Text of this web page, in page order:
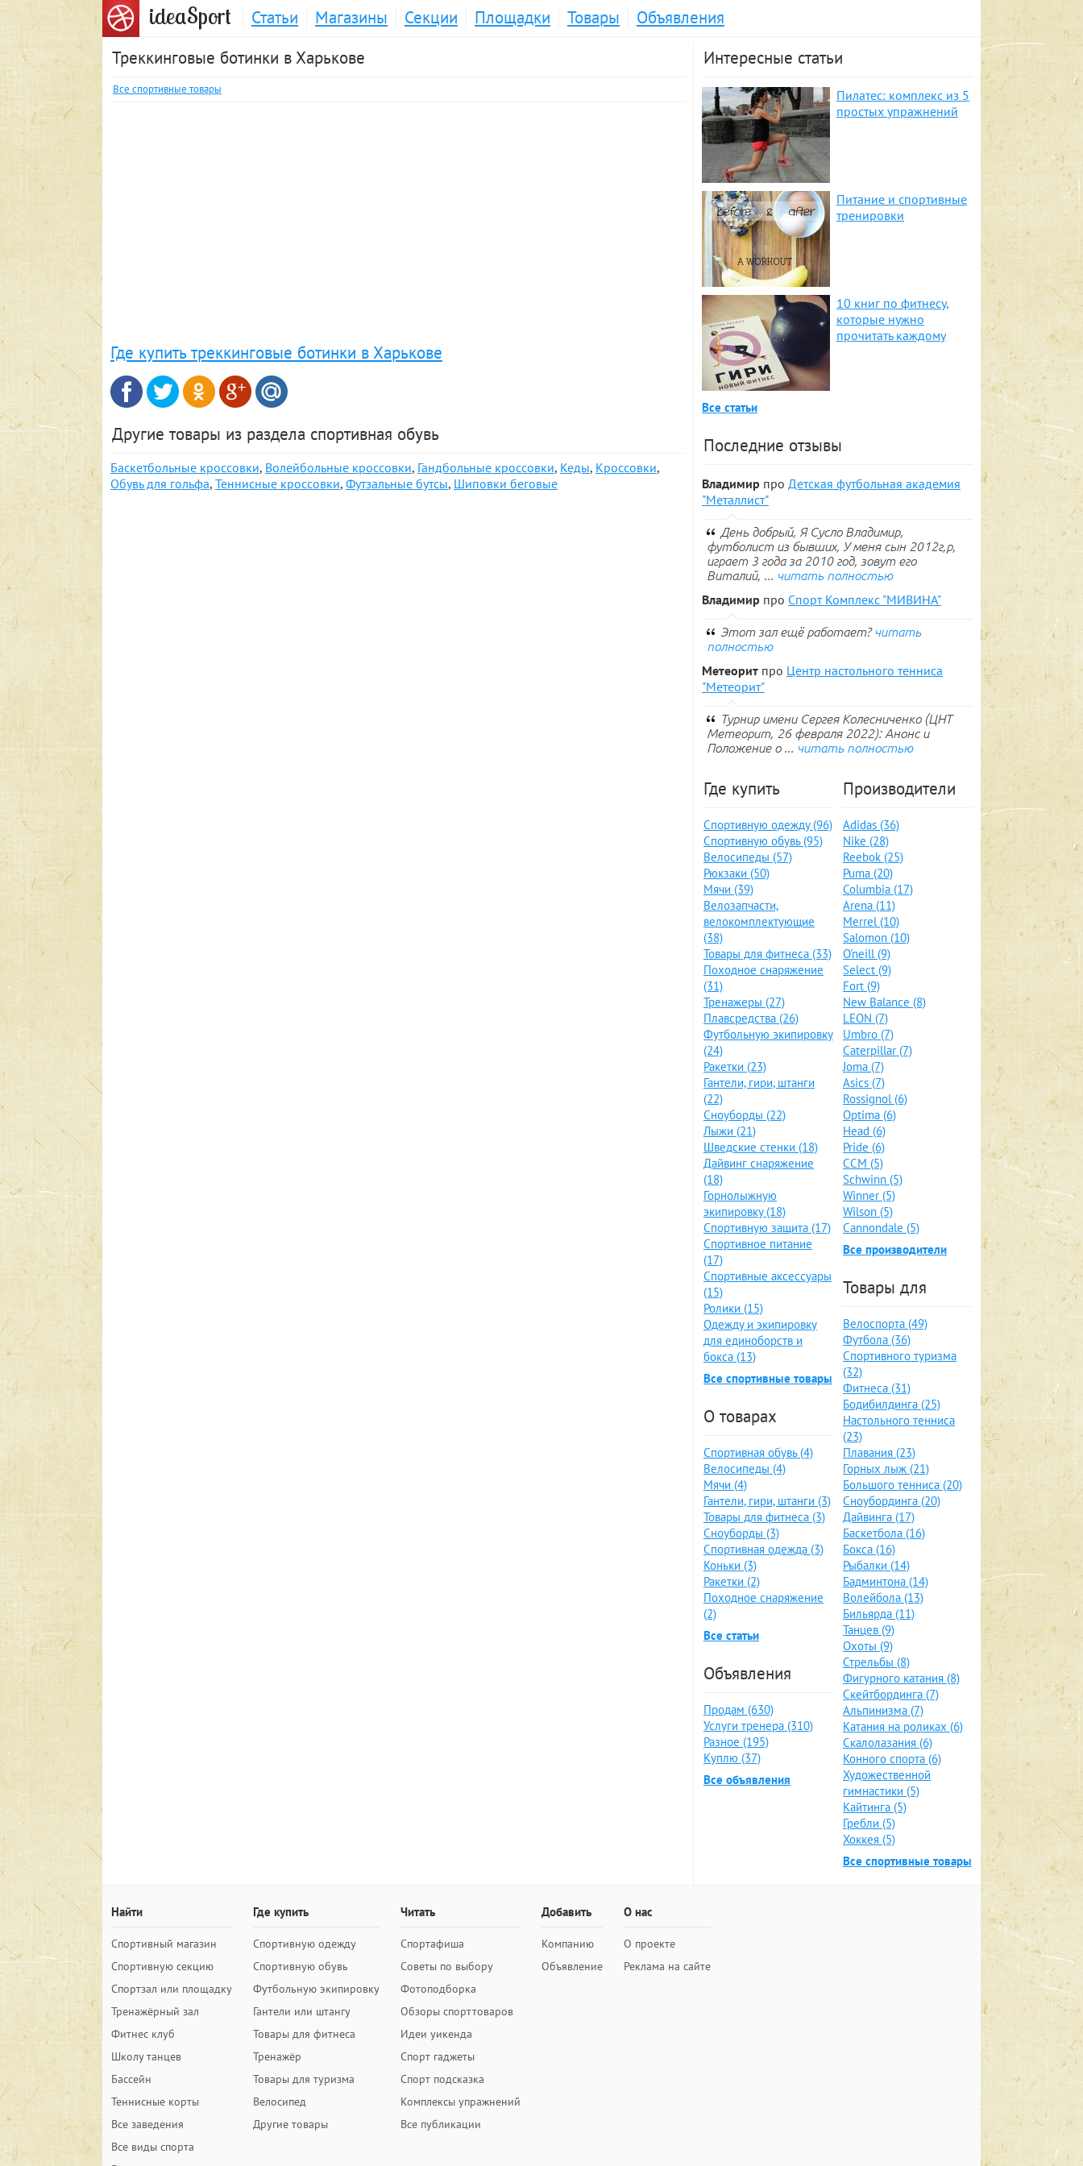
ideaSport Статьи Магазины Секции Площадки Товары
Объявления
Треккинговые ботинки в Харькове
Все спортивные товары
Где купить треккинговые ботинки в Харькове
Другие товары из раздела спортивная обувь
Баскетбольные кроссовки, Волейбольные кроссовки, Гандбольные кроссовки, Кеды, Кроссовки,
Обувь для гольфа, Теннисные кроссовки, Футзальные бутсы, Шиповки беговые
Интересные статьи
Пилатес: комплекс из 5
простых упражнений
Питание и спортивные
тренировки
10 книг по фитнесу,
которые нужно
прочитать каждому
Все статьи
Последние отзывы
Владимир про Детская футбольная академия
"Металлист"
День добрый, Я Сусло Владимир,
футболист из бывших, У меня сын 2012г,р,
играет 3 года за 2010 год, зовут его
Виталий, ... читать полностью
Владимир про Спорт Комплекс "МИВИНА"
Этот зал ещё работает? читать
полностью
Метеорит про Центр настольного тенниса
"Метеорит"
Турнир имени Сергея Колесниченко (ЦНТ
Метеорит, 26 февраля 2022): Анонс и
Положение о ... читать полностью
Где купить
Спортивную одежду (96)
Спортивную обувь (95)
Велосипеды (57)
Рюкзаки (50)
Мячи (39)
Велозапчасти,
велокомплектующие
(38)
Товары для фитнеса (33)
Походное снаряжение
(31)
Тренажеры (27)
Плавсредства (26)
Футбольную экипировку
(24)
Ракетки (23)
Гантели, гири, штанги
(22)
Сноуборды (22)
Лыжи (21)
Шведские стенки (18)
Дайвинг снаряжение
(18)
Горнолыжную
экипировку (18)
Спортивную защита (17)
Спортивное питание
(17)
Спортивные аксессуары
(15)
Ролики (15)
Одежду и экипировку
для единоборств и
бокса (13)
Все спортивные товары
О товарах
Спортивная обувь (4)
Велосипеды (4)
Мячи (4)
Гантели, гири, штанги (3)
Товары для фитнеса (3)
Сноуборды (3)
Спортивная одежда (3)
Коньки (3)
Ракетки (2)
Походное снаряжение
(2)
Все статьи
Объявления
Продам (630)
Услуги тренера (310)
Разное (195)
Куплю (37)
Все объявления
Производители
Adidas (36)
Nike (28)
Reebok (25)
Puma (20)
Columbia (17)
Arena (11)
Merrel (10)
Salomon (10)
O'neill (9)
Select (9)
Fort (9)
New Balance (8)
LEON (7)
Umbro (7)
Caterpillar (7)
Joma (7)
Asics (7)
Rossignol (6)
Optima (6)
Head (6)
Pride (6)
CCM (5)
Schwinn (5)
Winner (5)
Wilson (5)
Cannondale (5)
Все производители
Товары для
Велоспорта (49)
Футбола (36)
Спортивного туризма
(32)
Фитнеса (31)
Бодибилдинга (25)
Настольного тенниса
(23)
Плавания (23)
Горных лыж (21)
Большого тенниса (20)
Сноубординга (20)
Дайвинга (17)
Баскетбола (16)
Бокса (16)
Рыбалки (14)
Бадминтона (14)
Волейбола (13)
Бильярда (11)
Танцев (9)
Охоты (9)
Стрельбы (8)
Фигурного катания (8)
Скейтбординга (7)
Альпинизма (7)
Катания на роликах (6)
Скалолазания (6)
Конного спорта (6)
Художественной
гимнастики (5)
Кайтинга (5)
Гребли (5)
Хоккея (5)
Все спортивные товары
Найти
Спортивный магазин
Спортивную секцию
Спортзал или площадку
Тренажёрный зал
Фитнес клуб
Школу танцев
Бассейн
Теннисные корты
Все заведения
Все виды спорта
Где купить
Спортивную одежду
Спортивную обувь
Футбольную экипировку
Гантели или штангу
Товары для фитнеса
Тренажёр
Товары для туризма
Велосипед
Другие товары
Читать
Спортафиша
Советы по выбору
Фотоподборка
Обзоры спорттоваров
Идеи уикенда
Спорт гаджеты
Спорт подсказка
Комплексы упражнений
Все публикации
Добавить
Компанию
Объявление
О нас
О проекте
Реклама на сайте